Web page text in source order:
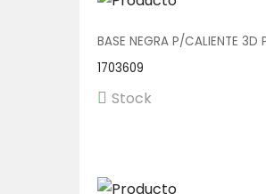
BASE NEGRA P/CALIENTE 3D
1703609
Stock